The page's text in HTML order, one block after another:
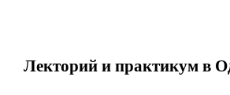
Лекторий и практикум в